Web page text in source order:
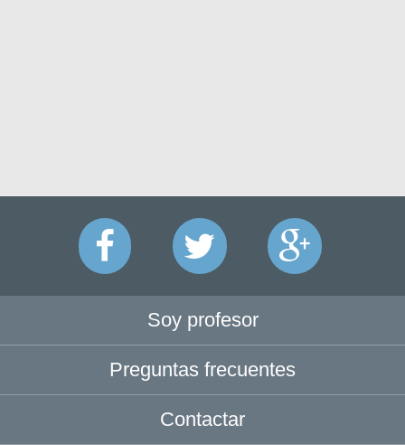
Soy profesor
Preguntas frecuentes
Contactar